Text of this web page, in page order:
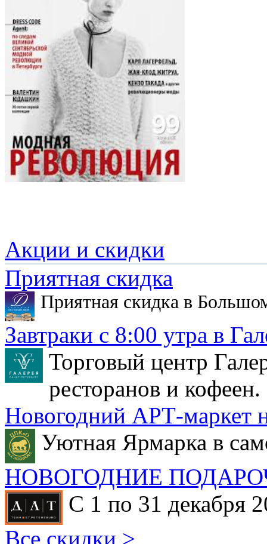
Акции и скидки
Приятная скидка
Приятная скидка в
Завтраки с 8:00 утра в
Торговый центр
ресторанов и кофеен.
Новогодний АРТ-маркет
Уютная Ярмарка в
НОВОГОДНИЕ
С 1 по 31 декабря
Все скидки >